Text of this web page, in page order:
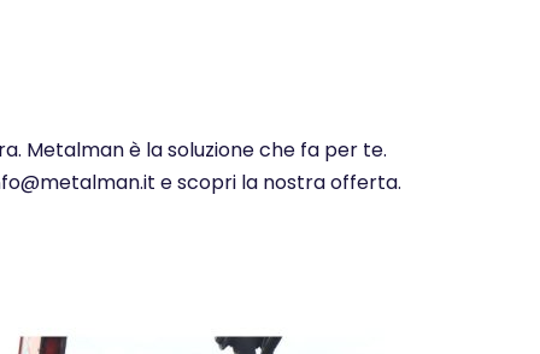
Metalman è la soluzione che fa per te.
e scopri la nostra offerta.